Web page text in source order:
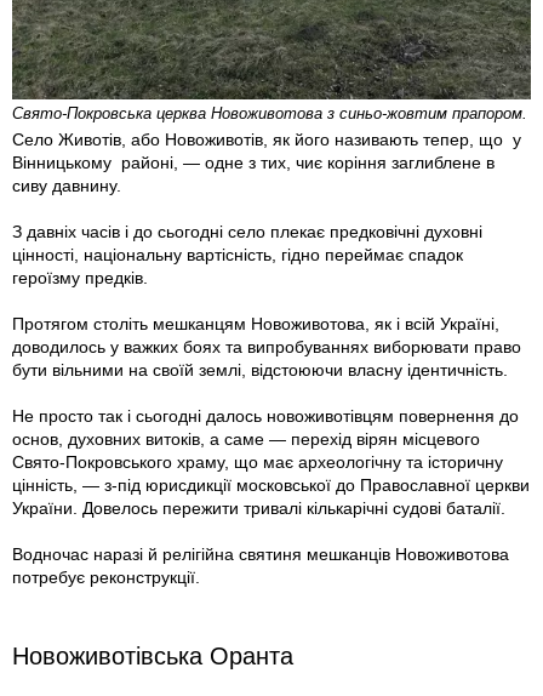
Свято-Покровська церква Новоживотова з синьо-жовтим прапором.
Село Животів, або Новоживотів, як його називають тепер, що у
Вінницькому районі, — одне з тих, чиє коріння заглиблене в
сиву давнину.
З давніх часів і до сьогодні село плекає предковічні духовні
цінності, національну вартісність, гідно переймає спадок
героїзму предків.
Протягом століть мешканцям Новоживотова, як і всій Україні,
доводилось у важких боях та випробуваннях виборювати право
бути вільними на своїй землі, відстоюючи власну ідентичність.
Не просто так і сьогодні далось новоживотівцям повернення до
основ, духовних витоків, а саме — перехід вірян місцевого
Свято-Покровського храму, що має археологічну та історичну
цінність, — з-під юрисдикції московської до Православної церкви
України. Довелось пережити тривалі кількарічні судові баталії.
Водночас наразі й релігійна святиня мешканців Новоживотова
потребує реконструкції.
Новоживотівська Оранта